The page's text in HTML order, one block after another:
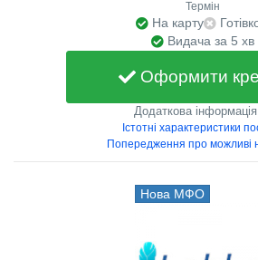
Термін
На карту
Видача за 5 хв
Оформити
Додаткова
Істотні характеристики
Попередження про можливі
Нова МФО